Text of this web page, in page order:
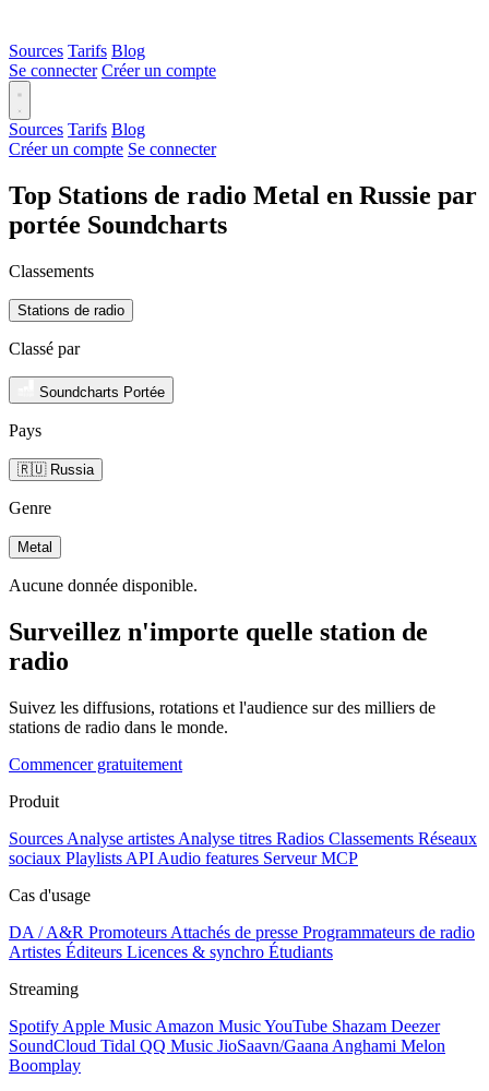
Sources Tarifs Blog
Se connecter Créer un compte
Sources Tarifs Blog
Créer un compte Se connecter
Top Stations de radio Metal en Russie par
portée Soundcharts
Classements
Stations de radio
Classé par
Soundcharts Portée
Pays
🇷🇺 Russia
Genre
Metal
Aucune donnée disponible.
Surveillez n'importe quelle station de
radio
Suivez les diffusions, rotations et l'audience sur des milliers de
stations de radio dans le monde.
Commencer gratuitement
Produit
Sources Analyse artistes Analyse titres Radios Classements Réseaux
sociaux Playlists API Audio features Serveur MCP
Cas d'usage
DA / A&R Promoteurs Attachés de presse Programmateurs de radio
Artistes Éditeurs Licences & synchro Étudiants
Streaming
Spotify Apple Music Amazon MusicYouTube Shazam Deezer
SoundCloud Tidal QQ Music JioSaavn/Gaana Anghami Melon
Boomplay